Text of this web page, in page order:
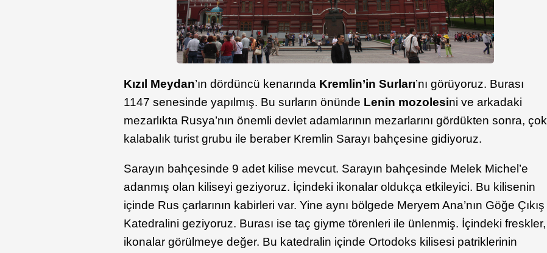
Kızıl Meydan’ın dördüncü kenarında Kremlin’in Surları’nı görüyoruz. Burası
1147 senesinde yapılmış. Bu surların önünde Lenin mozolesini ve arkadaki
mezarlıkta Rusya’nın önemli devlet adamlarının mezarlarını gördükten sonra, çok
kalabalık turist grubu ile beraber Kremlin Sarayı bahçesine gidiyoruz.
Sarayın bahçesinde 9 adet kilise mevcut. Sarayın bahçesinde Melek Michel’e
adanmış olan kiliseyi geziyoruz. İçindeki ikonalar oldukça etkileyici. Bu kilisenin
içinde Rus çarlarının kabirleri var. Yine aynı bölgede Meryem Ana’nın Göğe Çıkış
Katedralini geziyoruz. Burası ise taç giyme törenleri ile ünlenmiş. İçindeki freskler,
ikonalar görülmeye değer. Bu katedralin içinde Ortodoks kilisesi patriklerinin